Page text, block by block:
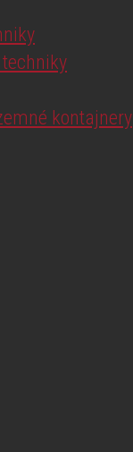
kontajnery
kontajnery